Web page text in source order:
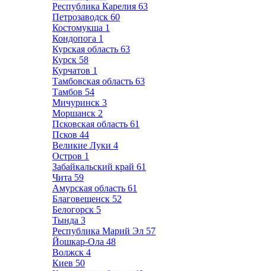
Республика Карелия 63
Петрозаводск 60
Костомукша 1
Кондопога 1
Курская область 63
Курск 58
Курчатов 1
Тамбовская область 63
Тамбов 54
Мичуринск 3
Моршанск 2
Псковская область 61
Псков 44
Великие Луки 4
Остров 1
Забайкальский край 61
Чита 59
Амурская область 61
Благовещенск 52
Белогорск 5
Тында 3
Республика Марий Эл 57
Йошкар-Ола 48
Волжск 4
Киев 50